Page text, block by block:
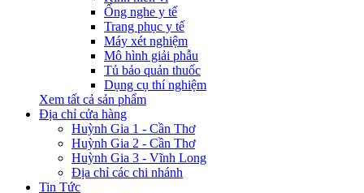
Ống nghe y tế
Trang phục y tế
Máy xét nghiệm
Mô hình giải phẫu
Tủ bảo quản thuốc
Dụng cụ thí nghiệm
Xem tất cả sản phẩm
Địa chỉ cửa hàng
Huỳnh Gia 1 - Cần Thơ
Huỳnh Gia 2 - Cần Thơ
Huỳnh Gia 3 - Vĩnh Long
Địa chỉ các chi nhánh
Tin Tức